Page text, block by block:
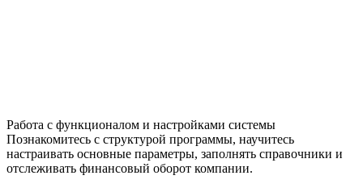
Работа с функционалом и настройками системы
Познакомитесь с структурой программы, научитесь
настраивать основные параметры, заполнять справочники и
отслеживать финансовый оборот компании.